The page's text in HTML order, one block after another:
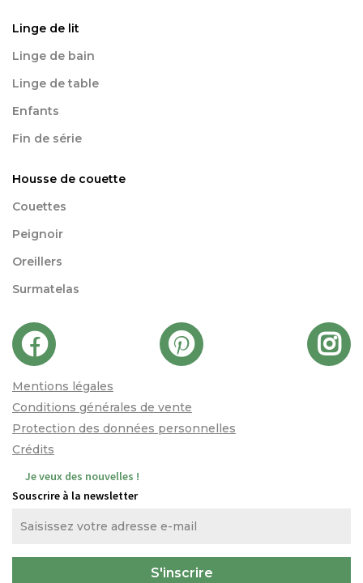
Linge de lit
Linge de bain
Linge de table
Enfants
Fin de série
Housse de couette
Couettes
Peignoir
Oreillers
Surmatelas
Mentions légales
Conditions générales de vente
Protection des données personnelles
Crédits
Je veux des nouvelles !
Souscrire à la newsletter